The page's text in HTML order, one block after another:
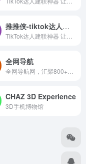
推推侠-tiktok达人建联
全网导航
CHAZ 3D Experience
3D手机博物馆